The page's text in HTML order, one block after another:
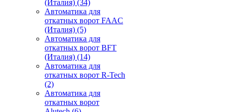
(Италия) (34)
Автоматика для
откатных ворот FAAC
(Италия) (5)
Автоматика для
откатных ворот BFT
(Италия) (14)
Автоматика для
откатных ворот R-Tech
(2)
Автоматика для
откатных ворот